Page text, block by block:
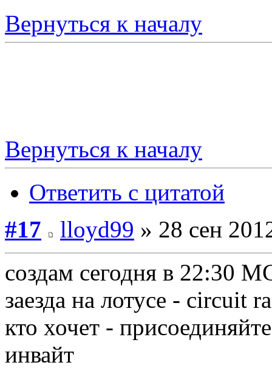
Вернуться к началу
Вернуться к началу
Ответить с цитатой
#17
lloyd99 » 28 сен
создам сегодня в 22:30
заезда на лотусе - circuit
кто хочет -
инвайт